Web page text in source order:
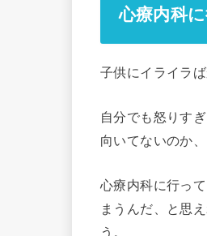
心療内科
子供にイライラ
自分でも怒りす
向いてないのか
心療内科に行っ
まうんだ、と思
う。